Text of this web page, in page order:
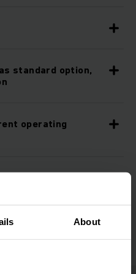
About
standard option,
operating